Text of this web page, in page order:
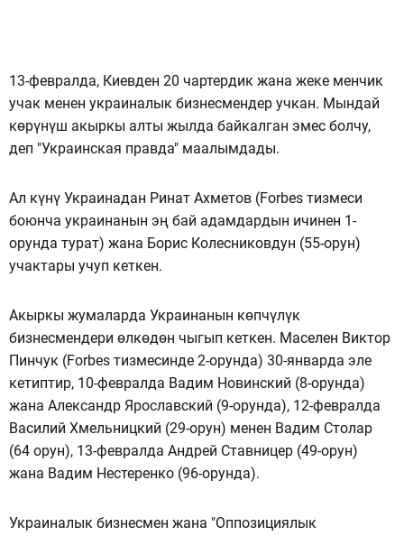
13-февралда, Киевден 20 чартердик жана жеке менчик
учак менен украиналык бизнесмендер учкан. Мындай
көрүнүш акыркы алты жылда байкалган эмес болчу,
деп "Украинская правда" маалымдады.
Ал күнү Украинадан Ринат Ахметов (Forbes тизмеси
боюнча украинанын эң бай адамдардын ичинен 1-
орунда турат) жана Борис Колесниковдун (55-орун)
учактары учуп кеткен.
Акыркы жумаларда Украинанын көпчүлүк
бизнесмендери өлкөдөн чыгып кеткен. Маселен Виктор
Пинчук (Forbes тизмесинде 2-орунда) 30-январда эле
кетиптир, 10-февралда Вадим Новинский (8-орунда)
жана Александр Ярославский (9-орунда), 12-февралда
Василий Хмельницкий (29-орун) менен Вадим Столар
(64 орун), 13-февралда Андрей Ставницер (49-орун)
жана Вадим Нестеренко (96-орунда).
Украиналык бизнесмен жана "Оппозициялык